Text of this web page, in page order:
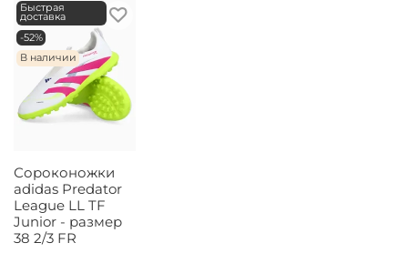
Быстрая
доставка
-52%
В наличии
Сороконожки
adidas Predator
League LL TF
Junior - размер
38 2/3 FR